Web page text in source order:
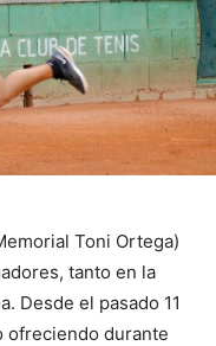
Toni Ortega)
tanto en la
Desde el pasado 11
ofreciendo durante